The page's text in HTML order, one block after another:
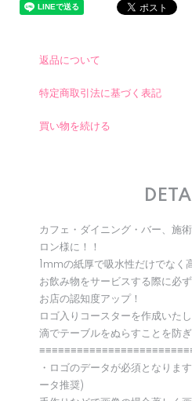
返品について
特定商取引法に基づく表記
買い物を続ける
カフェ・ダイニング・バー、施
ロン様に！！
1mmの紙厚で吸水性だけでなく
お飲み物をサービスする際に必
お店の認知度アップ！
ロゴ入りコースターを作成いた
滴でテーブルをぬらすことを防ぎ
・ロゴのデータが必須となりま
ータ推奨)